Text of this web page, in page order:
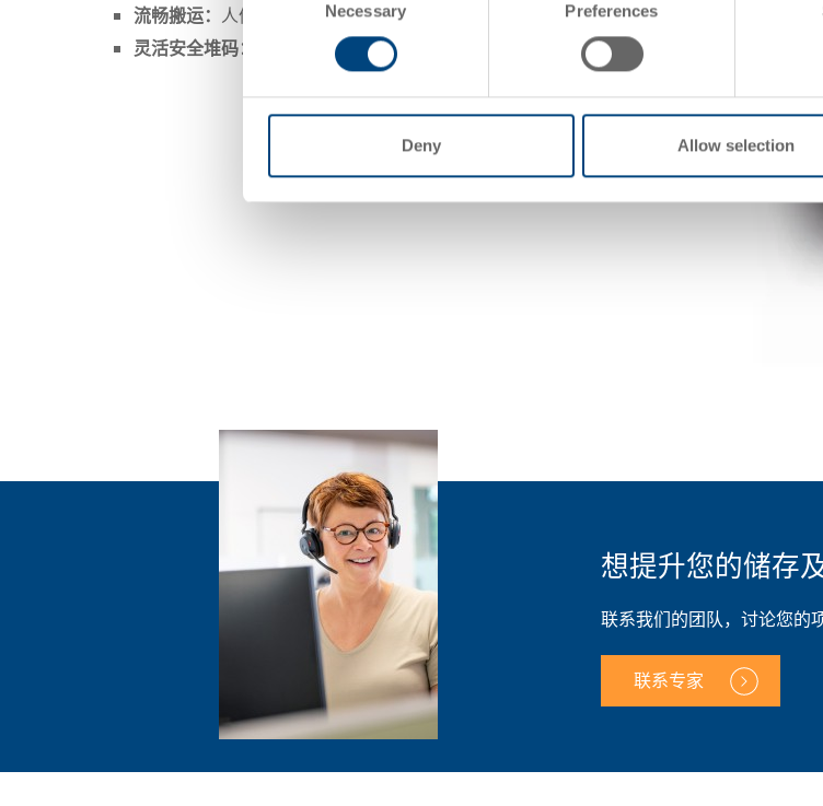
Selection
Necessary Preferences
Deny Allow selection
流畅搬运： 人体工学把手便于手动搬运，独特设计完美契合自动化系统
灵活安全堆码：
配有或不配有提手均可安全堆叠，适应多种储存场景
想提升您的储存
联系我们的团队，讨论您的
联系专家